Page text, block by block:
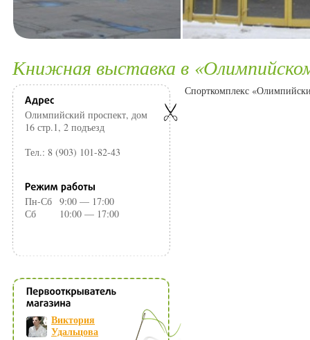
Книжная выставка в
Олимпийский проспект, дом
16 стр.1, 2 подъезд
Тел.: 8 (903) 101-82-43
Пн-Сб 9:00 — 17:00
Сб
10:00 — 17:00
Виктория
Удальцова
Спорткомплекс